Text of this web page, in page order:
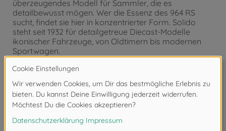
überzeugendes Modell für Sammler, die es
detailbewusst mögen. Wer die Essenz des 964 RS
sucht, findet sie hier in konzentrierter Form. Solido
steht seit 1932 für detailgetreue Diecast-Modelle
ikonischer Fahrzeuge, von Oldtimern bis modernen
Sportwagen.
Achtung!
Jahren. Erstickungsgefahr durch Kleinteile.